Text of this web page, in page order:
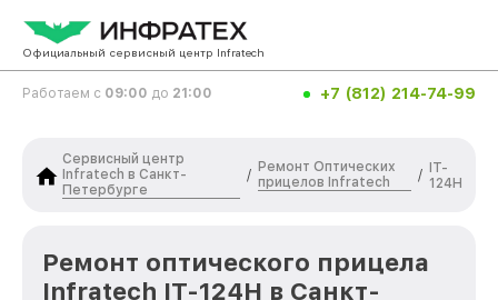
Официальный сервисный центр Infratech
Работаем с 09:00 до 21:00 +7 (812) 214-74-99
Сервисный центр
Infratech в Санкт-
Петербурге
/
Ремонт Оптических
прицелов Infratech
/ IT-
124Н
Ремонт оптического прицела
Infratech IT-124Н в Санкт-